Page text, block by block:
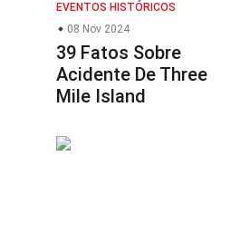
EVENTOS HISTÓRICOS
08 Nov 2024
39 Fatos Sobre
Acidente De Three
Mile Island